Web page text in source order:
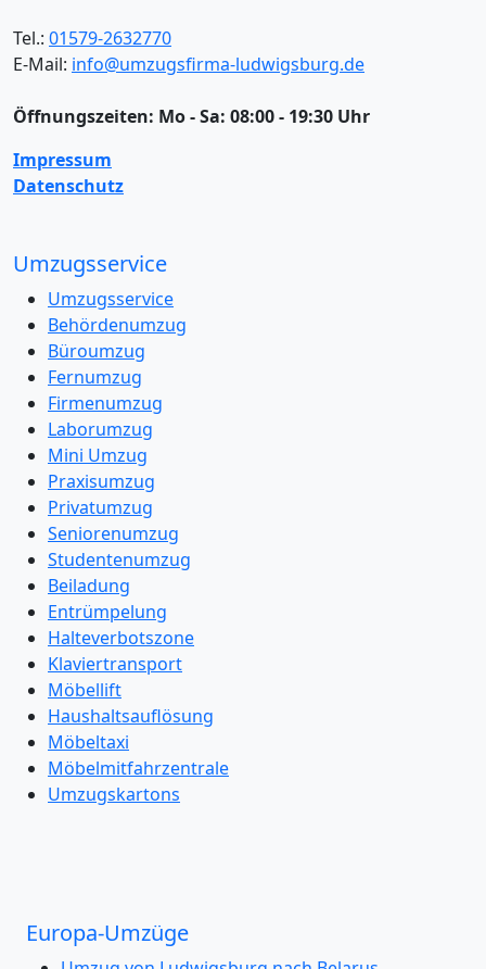
Tel.: 01579-2632770
E-Mail: info@umzugsfirma-ludwigsburg.de
Öffnungszeiten: Mo - Sa: 08:00 - 19:30 Uhr
Impressum
Datenschutz
Umzugsservice
Umzugsservice
Behördenumzug
Büroumzug
Fernumzug
Firmenumzug
Laborumzug
Mini Umzug
Praxisumzug
Privatumzug
Seniorenumzug
Studentenumzug
Beiladung
Entrümpelung
Halteverbotszone
Klaviertransport
Möbellift
Haushaltsauflösung
Möbeltaxi
Möbelmitfahrzentrale
Umzugskartons
Europa-Umzüge